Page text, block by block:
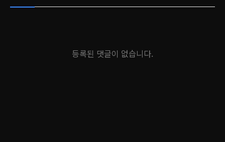
등록된 댓글이 없습니다.